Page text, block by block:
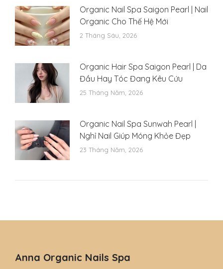
Organic Nail Spa Saigon Pearl | Nail
Organic Cho Thế Hệ Mới
2 Tháng Sáu, 2026
Organic Hair Spa Saigon Pearl | Da
Đầu Hay Tóc Đang Kêu Cứu
25 Tháng Năm, 2026
Organic Nail Spa Sunwah Pearl |
Nghỉ Nail Giúp Móng Khỏe Đẹp
23 Tháng Năm, 2026
Anna Organic Nails Spa